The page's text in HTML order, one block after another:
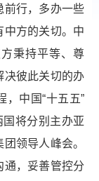
前行，多办一些
中方的关切。中
秉持平等、尊
决彼此关切的办
，中国“十五五”
将分别主办亚
领导人峰会。
通，妥善管控分